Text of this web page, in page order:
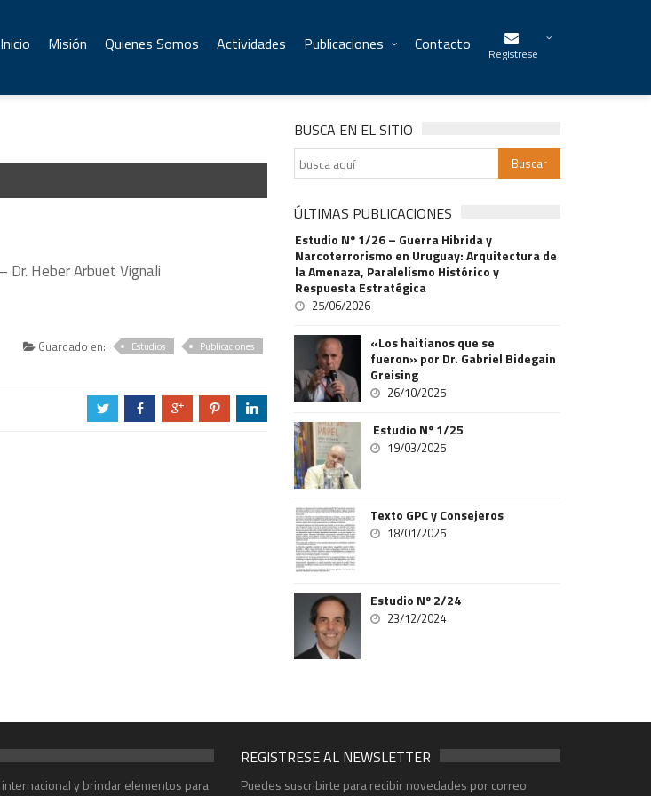
Inicio Misión Quienes Somos Actividades Publicaciones Contacto Registrese
Dr. Heber Arbuet Vignali
Guardado en: Estudios Publicaciones
a b c d j
BUSCA EN EL SITIO
ÚLTIMAS PUBLICACIONES
Estudio Nº 1/26 – Guerra Hibrida y
Narcoterrorismo en Uruguay: Arquitectura de
la Amenaza, Paralelismo Histórico y
Respuesta Estratégica
25/06/2026
«Los haitianos que se
fueron» por Dr. Gabriel Bidegain
Greising
26/10/2025
Estudio Nº 1/25
19/03/2025
Texto GPC y Consejeros
18/01/2025
Estudio Nº 2/24
23/12/2024
y brindar elementos para
REGISTRESE AL NEWSLETTER
Puedes suscribirte para recibir novedades por correo